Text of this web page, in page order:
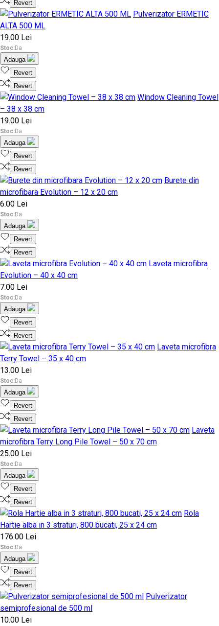
Revert
Pulverizator ERMETIC
ALTA 500 ML
19.00 Lei
Stoc:Da
Adauga
Revert
Revert
Window Cleaning Towel
– 38 x 38 cm
19.00 Lei
Stoc:Da
Adauga
Revert
Revert
Burete din
microfibara Evolution – 12 x 20 cm
6.00 Lei
Stoc:Da
Adauga
Revert
Revert
Laveta microfibra
Evolution – 40 x 40 cm
7.00 Lei
Stoc:Da
Adauga
Revert
Revert
Laveta microfibra
Terry Towel – 35 x 40 cm
13.00 Lei
Stoc:Da
Adauga
Revert
Revert
Laveta
microfibra Terry Long Pile Towel – 50 x 70 cm
25.00 Lei
Stoc:Da
Adauga
Revert
Revert
Rola
Hartie alba in 3 straturi, 800 bucati, 25 x 24 cm
176.00 Lei
Stoc:Da
Adauga
Revert
Revert
Pulverizator
semiprofesional de 500 ml
10.00 Lei